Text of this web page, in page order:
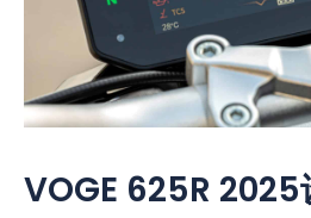
VOGE 625R 2025